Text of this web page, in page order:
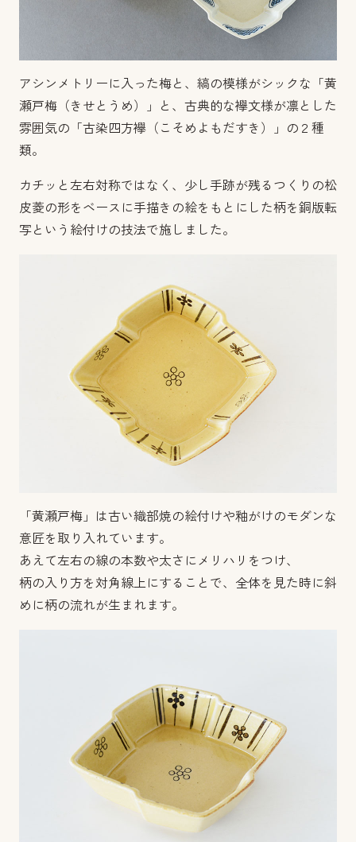
アシンメトリーに入った梅と、縞の模様がシックな「黄
瀬戸梅（きせとうめ）」と、古典的な襷文様が凛とした
雰囲気の「古染四方襷（こそめよもだすき）」の２種
類。
カチッと左右対称ではなく、少し手跡が残るつくりの松
皮菱の形をベースに手描きの絵をもとにした柄を銅版転
写という絵付けの技法で施しました。
「黄瀬戸梅」は古い織部焼の絵付けや釉がけのモダンな
意匠を取り入れています。
あえて左右の線の本数や太さにメリハリをつけ、
柄の入り方を対角線上にすることで、全体を見た時に斜
めに柄の流れが生まれます。